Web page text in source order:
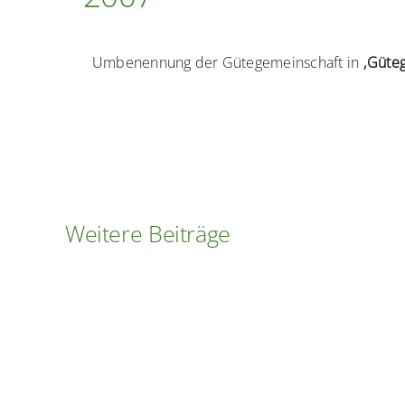
Umbenennung der Gütegemeinschaft in
Weitere Beiträge